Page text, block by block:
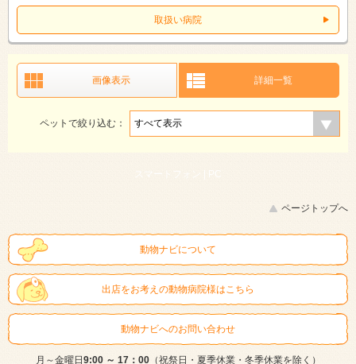
取扱い病院
画像表示 詳細一覧
ペットで絞り込む：
スマートフォン | PC
ページトップへ
動物ナビについて
出店をお考えの動物病院様はこちら
動物ナビへのお問い合わせ
月～金曜日 9:00 ～ 17：00（祝祭日・夏季休業・冬季休業を除く）